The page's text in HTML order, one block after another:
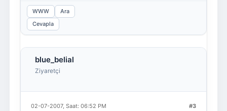
WWW
Ara
Cevapla
blue_belial
Ziyaretçi
#3
02-07-2007, Saat: 06:52 PM